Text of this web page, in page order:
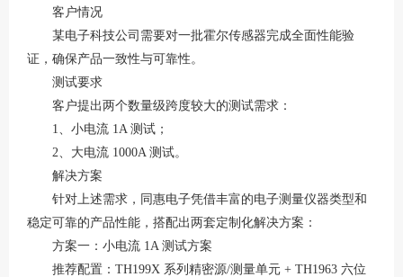
客户情况
某电子科技公司需要对一批霍尔传感器完成全面性能验
证，确保产品一致性与可靠性。
测试要求
客户提出两个数量级跨度较大的测试需求：
1、小电流 1A 测试；
2、大电流 1000A 测试。
解决方案
针对上述需求，同惠电子凭借丰富的电子测量仪器类型和
稳定可靠的产品性能，搭配出两套定制化解决方案：
方案一：小电流 1A 测试方案
推荐配置： TH199X 系列精密源/测量单元 + TH1963 六位